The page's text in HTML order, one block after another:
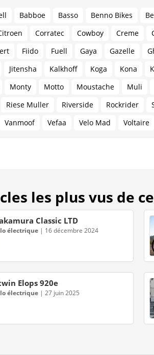
Babboe Basso Benno Bikes
Corratec Cowboy Creme
Fiido Fuell Gaya Gazelle
Jitensha Kalkhoff Koga Kona
Monty Motto Moustache Muli
Riese Muller Riverside Rockrider
Vanmoof Vefaa Velo Mad Voltaire
les plus vus de
Classic LTD
électrique | 16 décembre 2024
Elops 920e
électrique | 27 juin 2025